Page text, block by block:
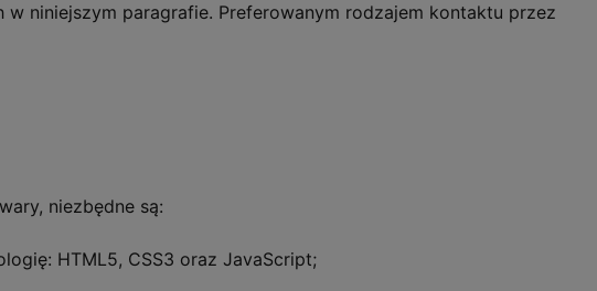
niniejszym paragrafie. Preferowanym rodzajem kontaktu przez
niezbędne są:
HTML5, CSS3 oraz JavaScript;